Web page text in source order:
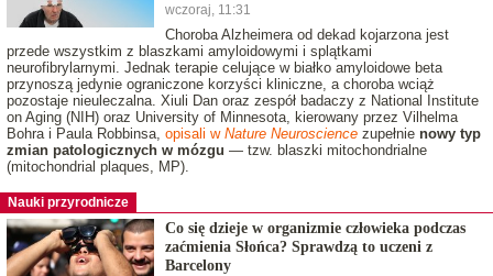
wczoraj, 11:31
Choroba Alzheimera od dekad kojarzona jest
przede wszystkim z blaszkami amyloidowymi i splątkami
neurofibrylarnymi. Jednak terapie celujące w białko amyloidowe beta
przynoszą jedynie ograniczone korzyści kliniczne, a choroba wciąż
pozostaje nieuleczalna. Xiuli Dan oraz zespół badaczy z National Institute
on Aging (NIH) oraz University of Minnesota, kierowany przez Vilhelma
Bohra i Paula Robbinsa, opisali w Nature Neuroscience zupełnie nowy typ
zmian patologicznych w mózgu — tzw. blaszki mitochondrialne
(mitochondrial plaques, MP).
Nauki przyrodnicze
Co się dzieje w organizmie człowieka podczas
zaćmienia Słońca? Sprawdzą to uczeni z
Barcelony